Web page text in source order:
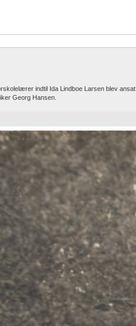
indtil Ida Lindboe Larsen blev ansat.
Georg Hansen.